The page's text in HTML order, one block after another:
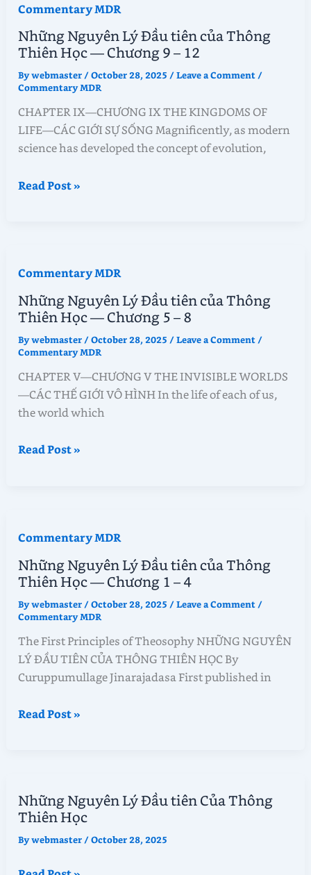
của
Thông
Thiên
—
13
–
16
Commentary MDR
Những Nguyên Lý Đầu tiên của Thông
Thiên Học — Chương 9 – 12
Bywebmaster /October 28, 2025 /Leave a Comment /
Commentary MDR
CHAPTER IX—CHƯƠNG IX THE KINGDOMS OF
LIFE—CÁC GIỚI SỰ SỐNG Magnificently, as modern
science has developed the concept of evolution,
Những
của
Thông
Thiên
—
9
–
12
Read Post »
Commentary MDR
Những Nguyên Lý Đầu tiên của Thông
Thiên Học — Chương 5 – 8
Bywebmaster /October 28, 2025 /Leave a Comment /
Commentary MDR
CHAPTER V—CHƯƠNG V THE INVISIBLE WORLDS
—CÁC THẾ GIỚI VÔ HÌNH In the life of each of us,
the world which
Những
của
Thông
Thiên
—
5
–
8
Read Post »
Commentary MDR
Những Nguyên Lý Đầu tiên của Thông
Thiên Học — Chương 1 – 4
Bywebmaster /October 28, 2025 /Leave a Comment /
Commentary MDR
The First Principles of Theosophy NHỮNG NGUYÊN
LÝ ĐẦU TIÊN CỦA THÔNG THIÊN HỌC By
Curuppumullage Jinarajadasa First published in
Những
của
Thông
Thiên
Read Post »
Những Nguyên Lý Đầu tiên Của Thông
Thiên Học
Bywebmaster /October 28, 2025